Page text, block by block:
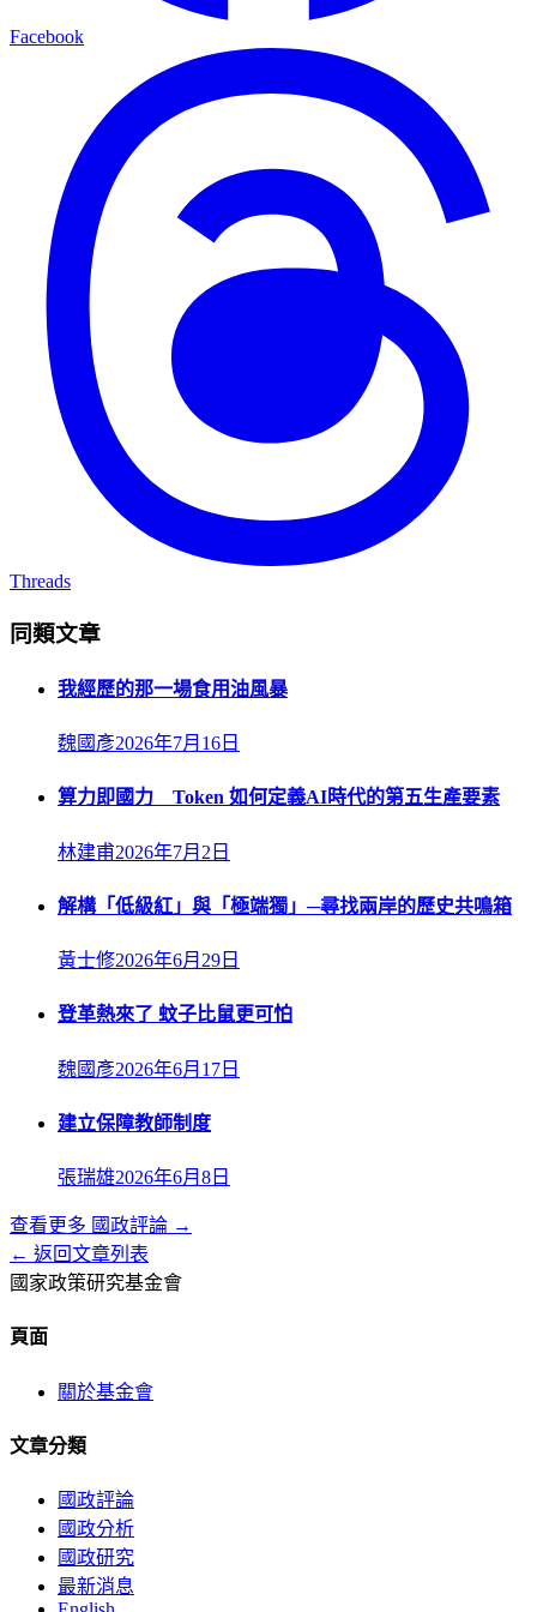
Facebook
Threads
同類文章
我經歷的那一場食用油風暴
魏國彥2026年7月16日
算力即國力 Token 如何定義AI時代的第五生產要素
林建甫2026年7月2日
解構「低級紅」與「極端獨」─尋找兩岸的歷史共鳴箱
黃士修2026年6月29日
登革熱來了 蚊子比鼠更可怕
魏國彥2026年6月17日
建立保障教師制度
張瑞雄2026年6月8日
查看更多 國政評論 →
← 返回文章列表
國家政策研究基金會
頁面
關於基金會
文章分類
國政評論
國政分析
國政研究
最新消息